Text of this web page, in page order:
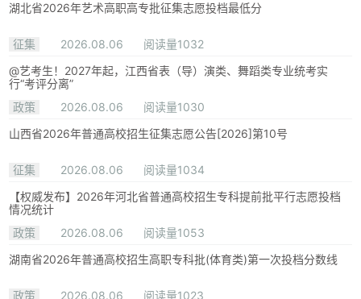
湖北省2026年艺术高职高专批征集志愿投档最低分
征集 2026.08.06
阅读量1032
@艺考生！2027年起，江西省表（导）演类、舞蹈类专业统考实
行“考评分离”
政策
2026.08.06
阅读量1030
山西省2026年普通高校招生征集志愿公告[2026]第10号
征集 2026.08.06
阅读量1034
【权威发布】2026年河北省普通高校招生专科提前批平行志愿投档
情况统计
政策
2026.08.06
阅读量1053
湖南省2026年普通高校招生高职专科批(体育类)第一次投档分数线
政策 2026.08.06
阅读量1023